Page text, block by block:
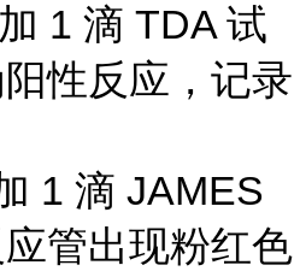
1 滴 TDA 试
性反应，记录
1 滴 JAMES
管出现粉红色